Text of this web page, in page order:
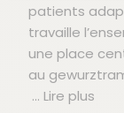
Notre plateforme vous
patients
travaille
une place
au
... Lire plus